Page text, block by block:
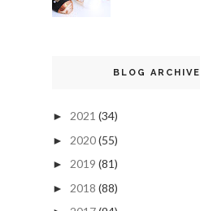
BLOG ARCHIVE
► 2021 (34)
► 2020(55)
► 2019 (81)
► 2018 (88)